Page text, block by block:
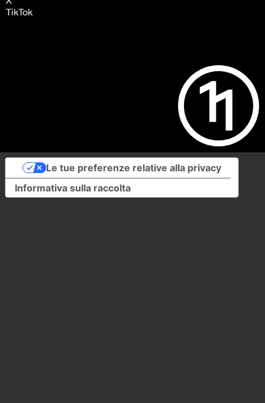
TikTok
Informativa sulla raccolta
Le tue preferenze relative alla privacy